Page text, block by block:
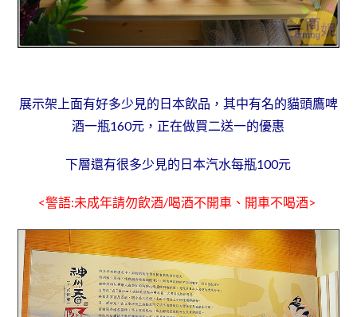
展示架上面有好多少見的日本飲品，其中有名的貓頭鷹啤
酒一瓶160元，正在做買二送一的優惠
下層還有很多少見的日本汽水每瓶100元
<警語:未成年請勿飲酒/喝酒不開車、開車不喝酒>